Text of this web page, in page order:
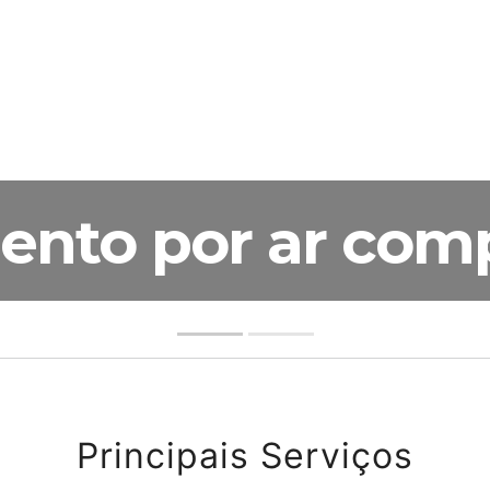
por ar
Principais Serviços